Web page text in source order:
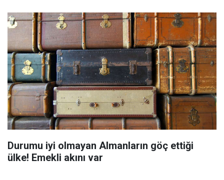
Durumu iyi olmayan Almanların göç ettiği
ülke! Emekli akını var